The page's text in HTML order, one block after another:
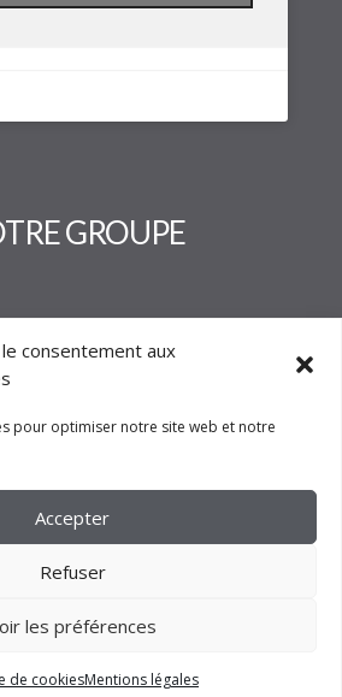
consentement aux
pour optimiser notre site web et notre
Accepter
Refuser
les préférences
de cookiesMentions légales
GROUPE